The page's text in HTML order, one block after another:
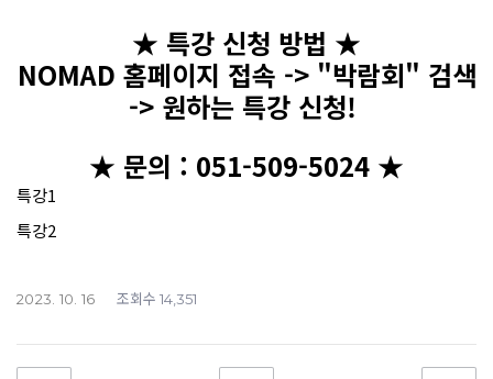
★ 특강 신청 방법 ★
NOMAD 홈페이지 접속 -> "박람회" 검색
-> 원하는 특강 신청!
★ 문의 : 051-509-5024 ★
특강1
특강2
2023. 10. 16 조회수 14,351